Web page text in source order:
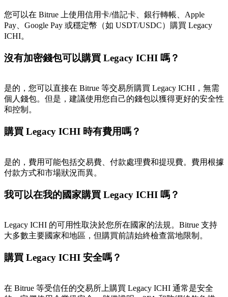
BTC 專享獎勵
BTC 專享獎勵
充值並交易BTC瓜分 25,000 USDT 獎池！
充值CASHCAT & 赢取
瓜分 500000 CASHCAT 獎池
BitMart 用戶遷移專享
註冊&交易贏 500,000 USDT
您可以在 Bitrue 上使用信用卡/借記卡、銀行轉帳、Apple
Pay、Google Pay 或穩定幣（如 USDT/USDC）購買 Legacy
ICHI。
沒有加密錢包可以購買 Legacy ICHI 嗎？
是的，您可以直接在 Bitrue 等交易所購買 Legacy ICHI，無需
個人錢包。但是，建議使用您自己的錢包以獲得更好的安全性
和控制。
購買 Legacy ICHI 時有費用嗎？
是的，費用可能包括交易費、付款處理費和提現費。費用根據
付款方式和市場狀況而異。
我可以在我的國家購買 Legacy ICHI 嗎？
Legacy ICHI 的可用性取決於您所在國家的法規。Bitrue 支持
大多數主要國家和地區，但購買前請始終檢查當地限制。
購買 Legacy ICHI 安全嗎？
在 Bitrue 等受信任的交易所上購買 Legacy ICHI 通常是安全